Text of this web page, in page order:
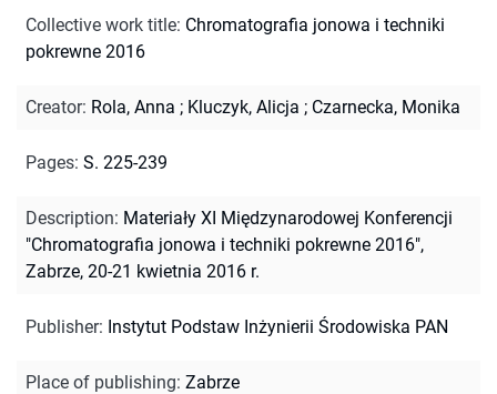
Collective work title: Chromatografia jonowa i techniki
pokrewne 2016
Creator: Rola, Anna ; Kluczyk, Alicja ; Czarnecka, Monika
Pages: S. 225-239
Description: Materiały XI Międzynarodowej Konferencji
"Chromatografia jonowa i techniki pokrewne 2016",
Zabrze, 20-21 kwietnia 2016 r.
Publisher: Instytut Podstaw Inżynierii Środowiska PAN
Place of publishing: Zabrze